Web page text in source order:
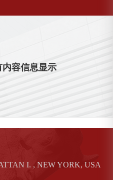
容信息显示
汽车 置地
I. , NEW YORK, USA